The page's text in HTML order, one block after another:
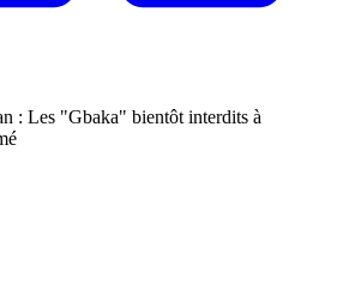
: Les "Gbaka" bientôt interdits à